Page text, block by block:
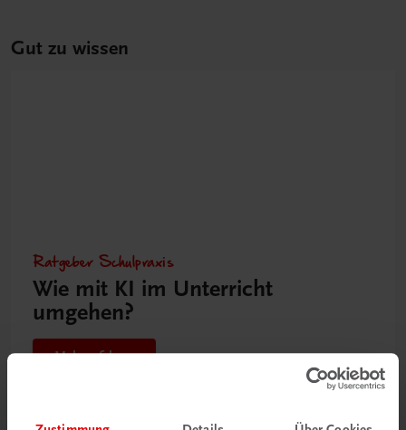
Gut zu wissen
Ratgeber Schulpraxis
Wie mit KI im Unterricht
umgehen?
Mehr erfahren